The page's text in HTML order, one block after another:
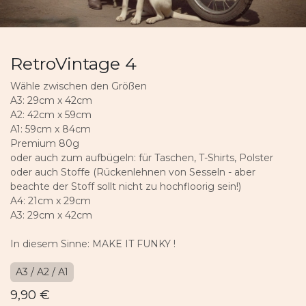
RetroVintage 4
Wähle zwischen den Größen
A3: 29cm x 42cm
A2: 42cm x 59cm
A1: 59cm x 84cm
Premium 80g
oder auch zum aufbügeln: für Taschen, T-Shirts, Polster
oder auch Stoffe (Rückenlehnen von Sesseln - aber
beachte der Stoff sollt nicht zu hochfloorig sein!)
A4: 21cm x 29cm
A3: 29cm x 42cm
In diesem Sinne: MAKE IT FUNKY !
A3 / A2 / A1
9,90 €